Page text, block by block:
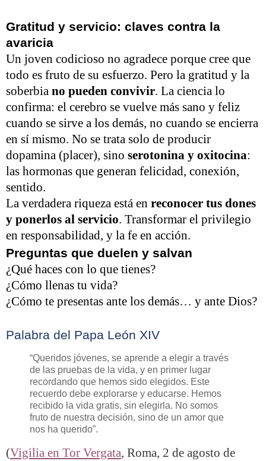
Gratitud y servicio: claves contra la
avaricia
Un joven codicioso no agradece porque cree que
todo es fruto de su esfuerzo. Pero la gratitud y la
soberbia no pueden convivir. La ciencia lo
confirma: el cerebro se vuelve más sano y feliz
cuando se sirve a los demás, no cuando se encierra
en sí mismo. No se trata solo de producir
dopamina (placer), sino serotonina y oxitocina:
las hormonas que generan felicidad, conexión,
sentido.
La verdadera riqueza está en reconocer tus dones
y ponerlos al servicio. Transformar el privilegio
en responsabilidad, y la fe en acción.
Preguntas que duelen y salvan
¿Qué haces con lo que tienes?
¿Cómo llenas tu vida?
¿Cómo te presentas ante los demás… y ante Dios?
Palabra del Papa León XIV
“Queridos jóvenes, se aprende a elegir a través
de las pruebas de la vida, y en primer lugar
recordando que hemos sido elegidos. Este
recuerdo debe explorarse y educarse. Hemos
recibido la vida gratis, sin elegirla. No somos
fruto de nuestra decisión, sino de un amor que
nos ha querido”.
(Vigilia en Tor Vergata, Roma, 2 de agosto de